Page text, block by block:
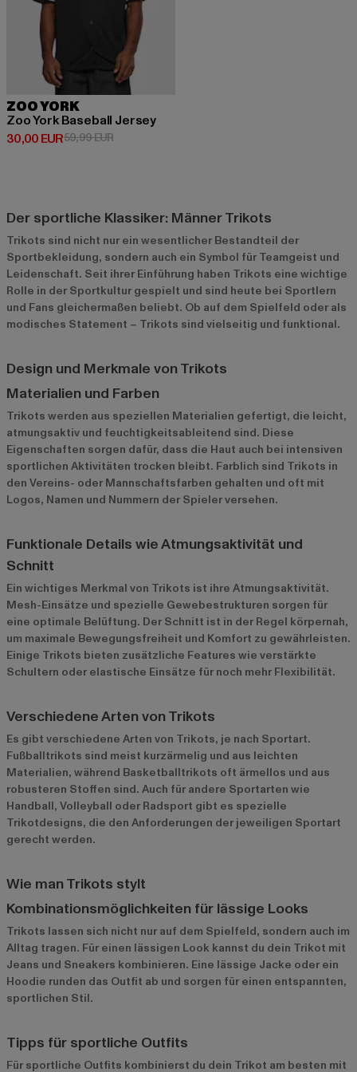
ZOO YORK
Zoo York Baseball Jersey
30,00 EUR
Derzeitiger Preis: 30,00 EUR
59,99 EURAktionspreis: 59,99 EUR
Der sportliche Klassiker: Männer Trikots
Trikots sind nicht nur ein wesentlicher Bestandteil der
Sportbekleidung, sondern auch ein Symbol für Teamgeist und
Leidenschaft. Seit ihrer Einführung haben Trikots eine wichtige
Rolle in der Sportkultur gespielt und sind heute bei Sportlern
und Fans gleichermaßen beliebt. Ob auf dem Spielfeld oder als
modisches Statement – Trikots sind vielseitig und funktional.
Design und Merkmale von Trikots
Materialien und Farben
Trikots werden aus speziellen Materialien gefertigt, die leicht,
atmungsaktiv und feuchtigkeitsableitend sind. Diese
Eigenschaften sorgen dafür, dass die Haut auch bei intensiven
sportlichen Aktivitäten trocken bleibt. Farblich sind Trikots in
den Vereins- oder Mannschaftsfarben gehalten und oft mit
Logos, Namen und Nummern der Spieler versehen.
Funktionale Details wie Atmungsaktivität und
Schnitt
Ein wichtiges Merkmal von Trikots ist ihre Atmungsaktivität.
Mesh-Einsätze und spezielle Gewebestrukturen sorgen für
eine optimale Belüftung. Der Schnitt ist in der Regel körpernah,
um maximale Bewegungsfreiheit und Komfort zu gewährleisten.
Einige Trikots bieten zusätzliche Features wie verstärkte
Schultern oder elastische Einsätze für noch mehr Flexibilität.
Verschiedene Arten von Trikots
Es gibt verschiedene Arten von Trikots, je nach Sportart.
Fußballtrikots sind meist kurzärmelig und aus leichten
Materialien, während Basketballtrikots oft ärmellos und aus
robusteren Stoffen sind. Auch für andere Sportarten wie
Handball, Volleyball oder Radsport gibt es spezielle
Trikotdesigns, die den Anforderungen der jeweiligen Sportart
gerecht werden.
Wie man Trikots stylt
Kombinationsmöglichkeiten für lässige Looks
Trikots lassen sich nicht nur auf dem Spielfeld, sondern auch im
Alltag tragen. Für einen lässigen Look kannst du dein Trikot mit
Jeans und Sneakers kombinieren. Eine lässige Jacke oder ein
Hoodie runden das Outfit ab und sorgen für einen entspannten,
sportlichen Stil.
Tipps für sportliche Outfits
Für sportliche Outfits kombinierst du dein Trikot am besten mit